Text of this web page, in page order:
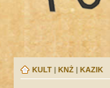
KULT | KNŻ | KAZIK